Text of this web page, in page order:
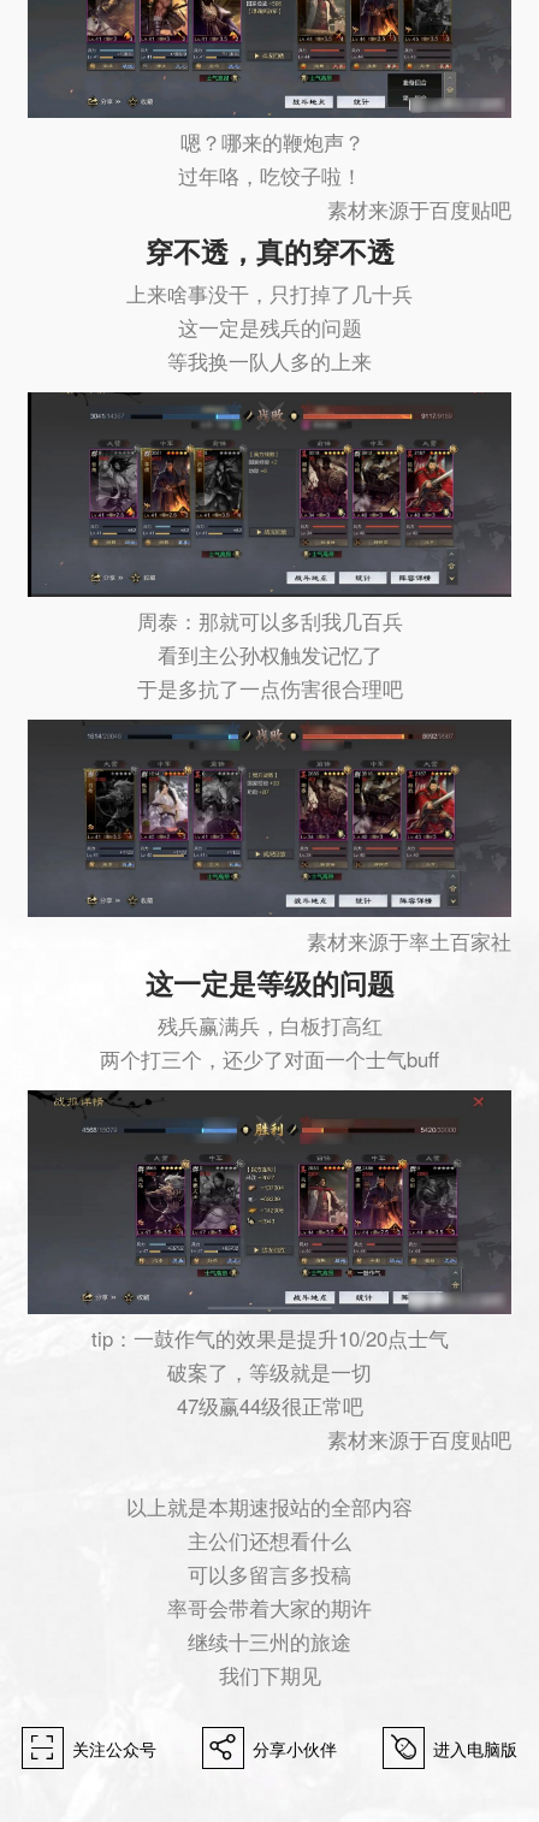
嗯？哪来的鞭炮声？
过年咯，吃饺子啦！
素材来源于百度贴吧
穿不透，真的穿不透
上来啥事没干，只打掉了几十兵
这一定是残兵的问题
等我换一队人多的上来
周泰：那就可以多刮我几百兵
看到主公孙权触发记忆了
于是多抗了一点伤害很合理吧
素材来源于率土百家社
这一定是等级的问题
残兵赢满兵，白板打高红
两个打三个，还少了对面一个士气buff
tip：一鼓作气的效果是提升10/20点士气
破案了，等级就是一切
47级赢44级很正常吧
素材来源于百度贴吧
以上就是本期速报站的全部内容
主公们还想看什么
可以多留言多投稿
率哥会带着大家的期许
继续十三州的旅途
我们下期见
򰀁 关注公众号 򰀂 分享小伙伴 򰀄 进入电脑版